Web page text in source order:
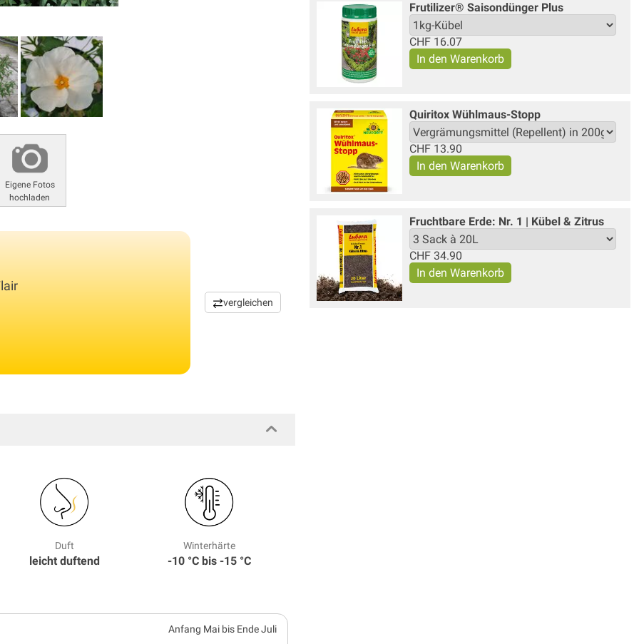
Eigene Fotos
hochladen
vergleichen
Frutilizer® Saisondünger Plus
CHF 16.07
Quiritox Wühlmaus-Stopp
CHF 13.90
Fruchtbare Erde: Nr. 1 | Kübel & Zitrus
CHF 34.90
Duft
leicht duftend
Winterhärte
-10 °C bis -15 °C
Anfang Mai bis Ende Juli